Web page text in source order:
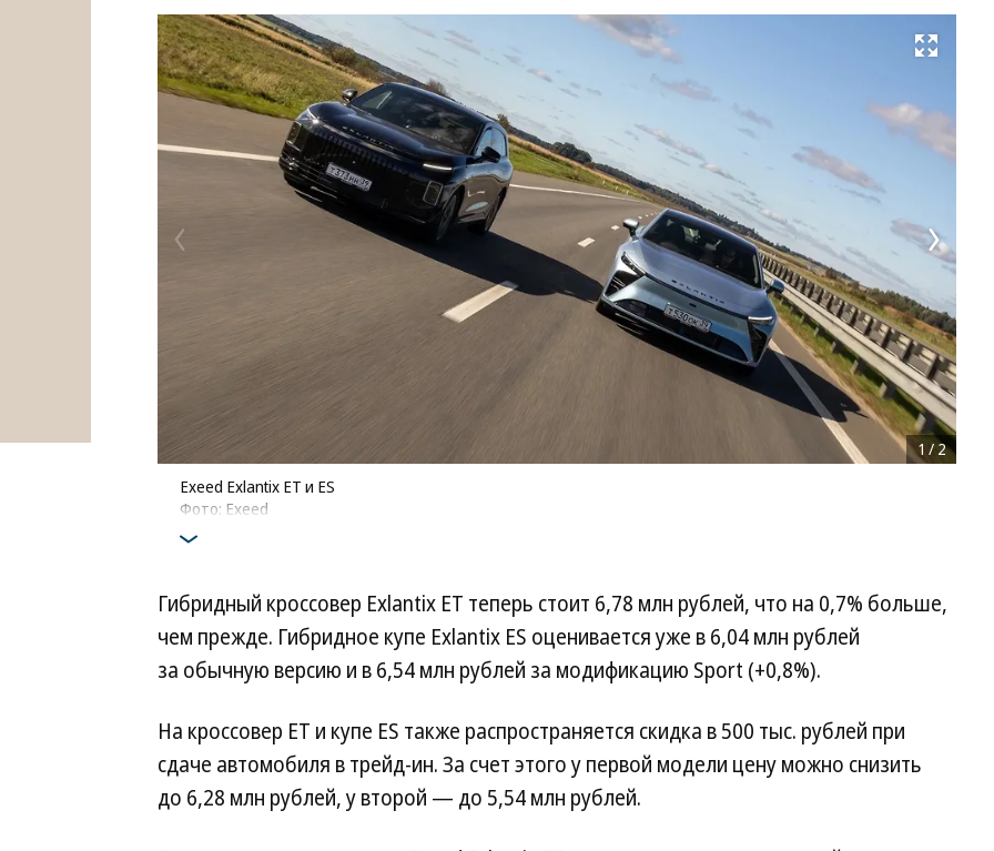
Развернуть на весь экран
Exeed Exlantix ET и ES
Фото: Exeed
1 / 2
Гибридный кроссовер Exlantix ET теперь стоит 6,78 млн рублей, что на 0,7% больше,
чем прежде. Гибридное купе Exlantix ES оценивается уже в 6,04 млн рублей
за обычную версию и в 6,54 млн рублей за модификацию Sport (+0,8%).
На кроссовер ET и купе ES также распространяется скидка в 500 тыс. рублей при
сдаче автомобиля в трейд-ин. За счет этого у первой модели цену можно снизить
до 6,28 млн рублей, у второй — до 5,54 млн рублей.